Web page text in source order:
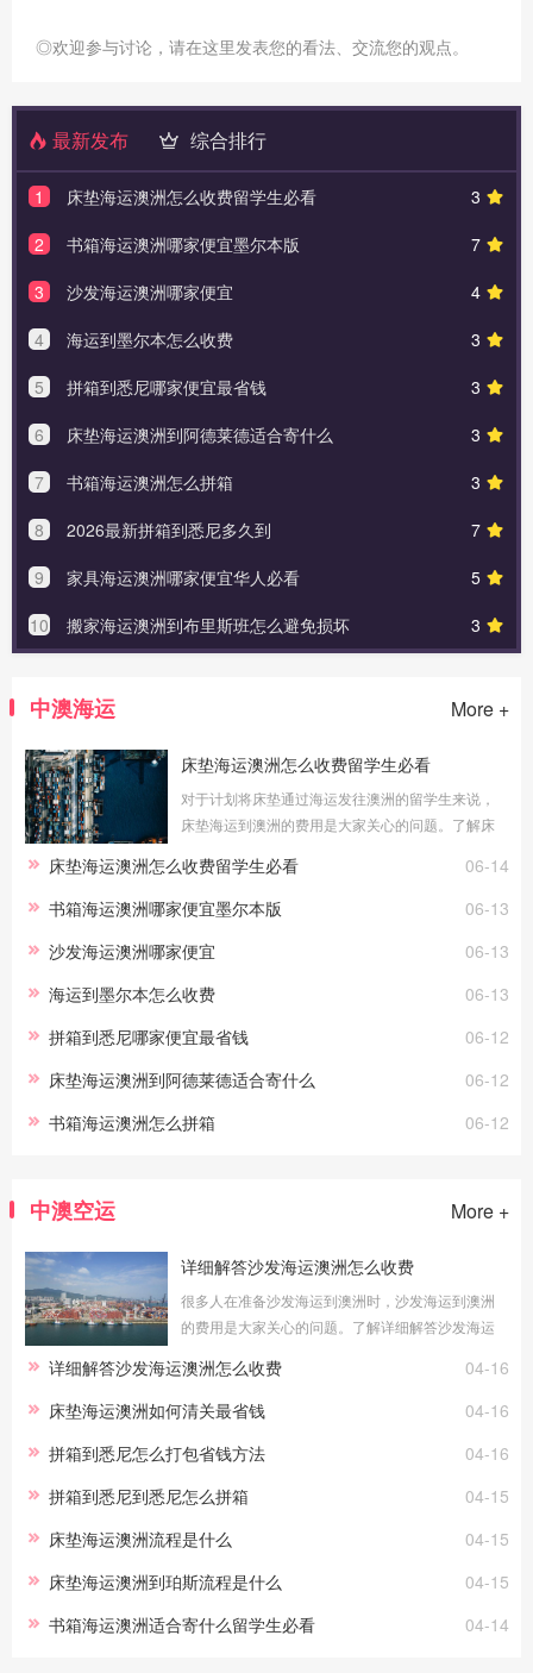
◎欢迎参与讨论，请在这里发表您的看法、交流您的观点。
最新发布 综合排行
3
1
床垫海运澳洲怎么收费留学生必看
7
2
书箱海运澳洲哪家便宜墨尔本版
4
3
沙发海运澳洲哪家便宜
3
4
海运到墨尔本怎么收费
3
5
拼箱到悉尼哪家便宜最省钱
3
6
床垫海运澳洲到阿德莱德适合寄什么
3
7
书箱海运澳洲怎么拼箱
7
8
2026最新拼箱到悉尼多久到
5
9
家具海运澳洲哪家便宜华人必看
3
10 搬家海运澳洲到布里斯班怎么避免损坏
中澳海运 More +
床垫海运澳洲怎么收费留学生必看
对于计划将床垫通过海运发往澳洲的留学生来说，
床垫海运到澳洲的费用是大家关心的问题。了解床
帮助您更好地预算物流成本。海运费
06-14
床垫海运澳洲怎么收费留学生必看
06-13
书箱海运澳洲哪家便宜墨尔本版
06-13
沙发海运澳洲哪家便宜
06-13
海运到墨尔本怎么收费
06-12
拼箱到悉尼哪家便宜最省钱
06-12
床垫海运澳洲到阿德莱德适合寄什么
06-12
书箱海运澳洲怎么拼箱
中澳空运 More +
详细解答沙发海运澳洲怎么收费
很多人在准备沙发海运到澳洲时，沙发海运到澳洲
的费用是大家关心的问题。了解详细解答沙发海运
物流成本。海运费用的计算方式：整柜
04-16
详细解答沙发海运澳洲怎么收费
04-16
床垫海运澳洲如何清关最省钱
04-16
拼箱到悉尼怎么打包省钱方法
04-15
拼箱到悉尼到悉尼怎么拼箱
04-15
床垫海运澳洲流程是什么
04-15
床垫海运澳洲到珀斯流程是什么
04-14
书箱海运澳洲适合寄什么留学生必看